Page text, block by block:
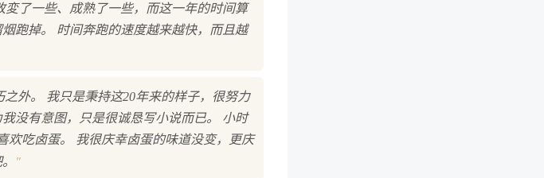
了一些、成熟了一些，而这一年的时间算
跑掉。 时间奔跑的速度越来越快，而且越
外。 我只是秉持这20年来的样子，很努力
没有意图，只是很诚恳写小说而已。 小时
欢吃卤蛋。 我很庆幸卤蛋的味道没变，更庆
"